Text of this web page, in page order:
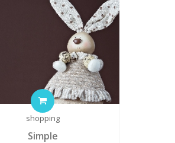
shopping
Simple